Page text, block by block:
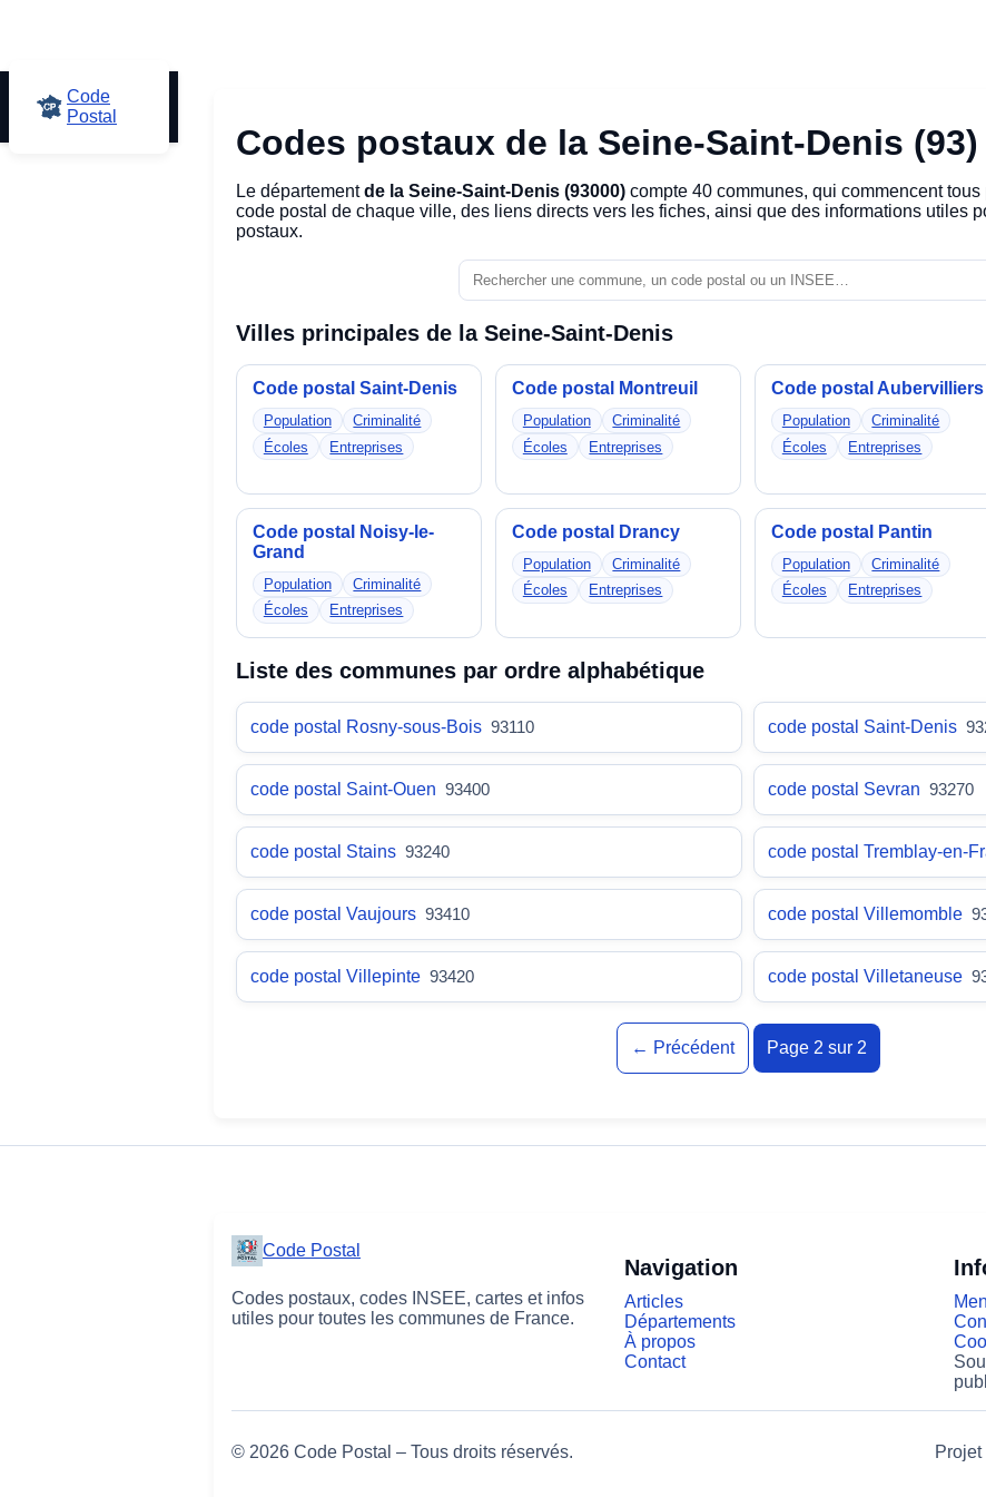
Code
Postal
Codes postaux de la Seine-Saint-Denis (93)
Le départementde la Seine-Saint-Denis (93000) compte 40 communes, qui commencent tous
code postal de chaque ville, des liens directs vers les fiches, ainsi que des informations utiles
postaux.
Villes principales de la Seine-Saint-Denis
Code postal Saint-Denis
Population
Criminalité
Écoles
Entreprises
Code postal Montreuil
Population
Criminalité
Écoles
Entreprises
Code postal Aubervilliers
Population
Criminalité
Écoles
Entreprises
Code postal Noisy-le-
Grand
Population
Criminalité
Écoles
Entreprises
Code postal Drancy
Population
Criminalité
Écoles
Entreprises
Code postal Pantin
Population
Criminalité
Écoles
Entreprises
Liste des communes par ordre alphabétique
code postal Rosny-sous-Bois 93110 code postal Saint-Denis
code postal Saint-Ouen 93400 code postal Sevran 93270
code postal Stains 93240 code postal Tremblay-en-
code postal Vaujours 93410 code postal Villemomble
code postal Villepinte 93420 code postal Villetaneuse
← Précédent Page 2 sur 2
Code Postal
Codes postaux, codes INSEE, cartes et infos
utiles pour toutes les communes de France.
Navigation
Articles
Départements
À propos
Contact
© 2026 Code Postal – Tous droits réservés.